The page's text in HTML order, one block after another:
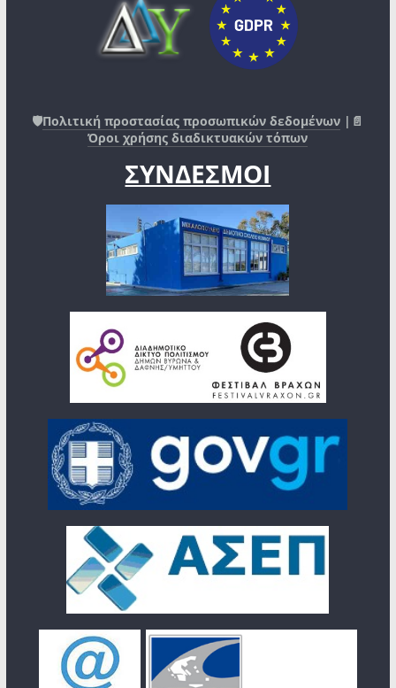
🛡️Πολιτική προστασίας προσωπικών δεδομένων |📄
Όροι χρήσης διαδικτυακών τόπων
ΣΥΝΔΕΣΜΟΙ